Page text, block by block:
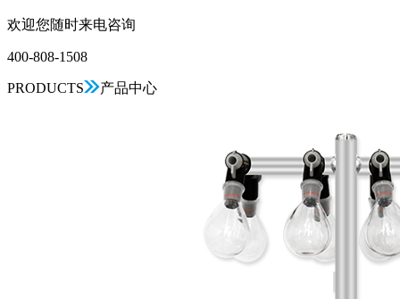
欢迎您随时来电咨询
400-808-1508
PRODUCTS 产品中心